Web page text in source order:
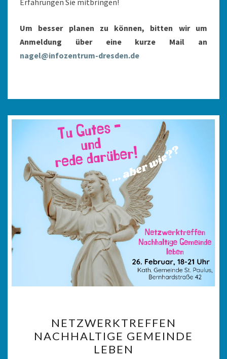
Erfahrungen Sie mitbringen!
Um besser planen zu können, bitten wir um
Anmeldung über eine kurze Mail an
nagel@infozentrum-dresden.de
NACHHALTIGE
GEMEINDE
LEBEN
NETZWERKTREFFEN
NACHHALTIGE GEMEINDE
LEBEN